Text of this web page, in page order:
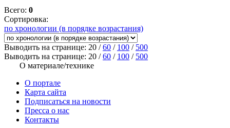
Всего: 0
Сортировка:
по хронологии (в порядке возрастания)
Выводить на странице: 20 /60 / 100 / 500
Выводить на странице: 20 /60 / 100 / 500
О материале/технике
О портале
Карта сайта
Подписаться на новости
Пресса о нас
Контакты